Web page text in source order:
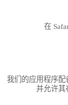
在
我们的应用程序配
并允许其